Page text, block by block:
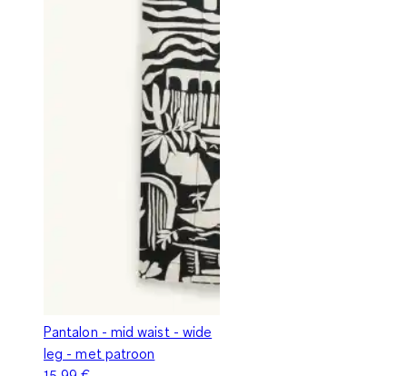
Pantalon - mid waist - wide
leg - met patroon